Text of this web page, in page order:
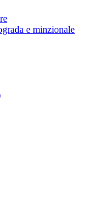
e minzionale